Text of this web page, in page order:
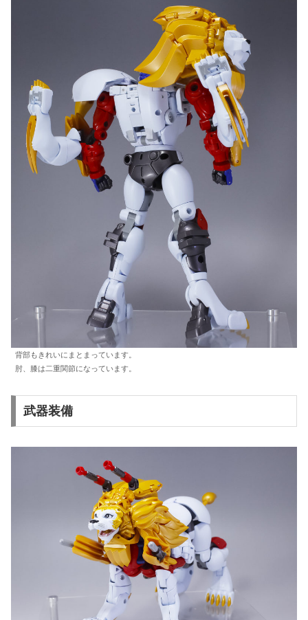
背部もきれいにまとまっています。
肘、膝は二重関節になっています。
武器装備